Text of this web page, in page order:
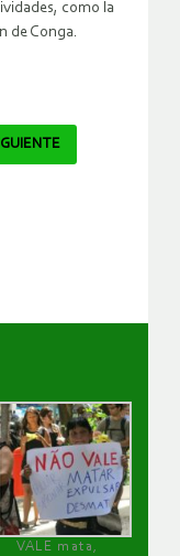
como la
de Conga.
VALE mata,